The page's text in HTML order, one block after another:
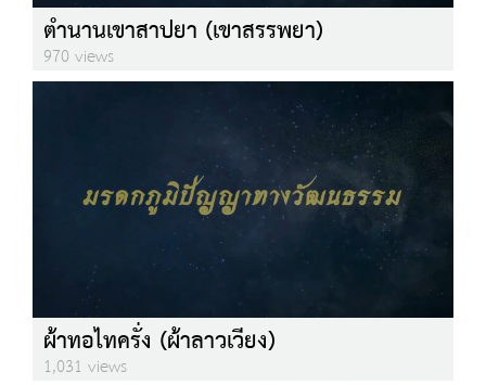
ตำนานเขาสาปยา (เขาสรรพยา)
970 views
ผ้าทอไทครั่ง (ผ้าลาวเวียง)
1,031 views